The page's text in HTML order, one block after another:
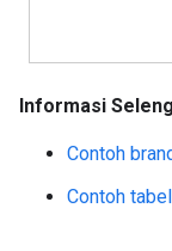
Informasi
Contoh
Contoh